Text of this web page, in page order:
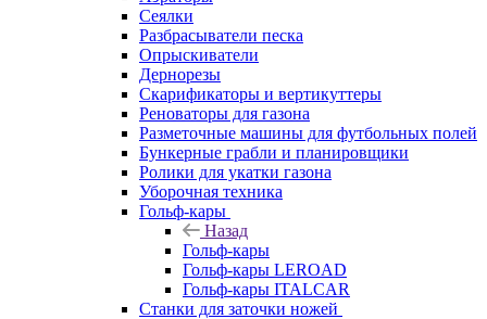
Сеялки
Разбрасыватели песка
Опрыскиватели
Дернорезы
Скарификаторы и вертикуттеры
Реноваторы для газона
Разметочные машины для футбольных полей
Бункерные грабли и планировщики
Ролики для укатки газона
Уборочная техника
Гольф-кары
Назад
Гольф-кары
Гольф-кары LEROAD
Гольф-кары ITALCAR
Станки для заточки ножей